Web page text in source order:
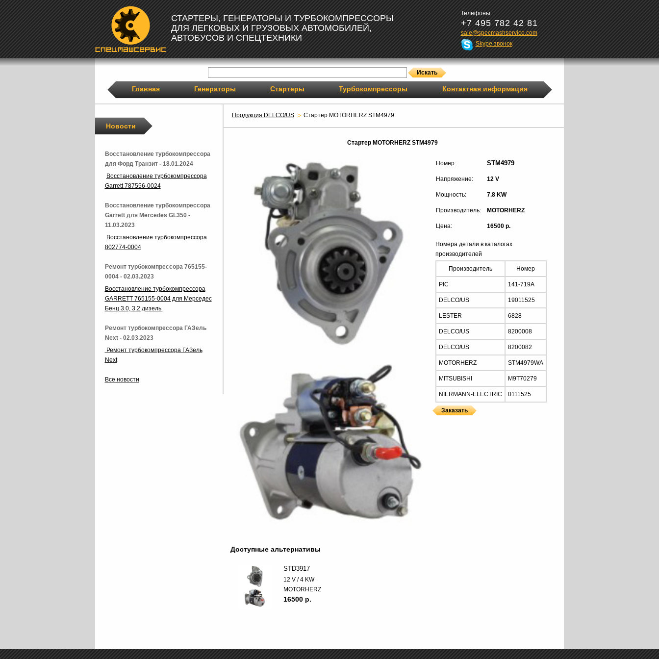
СТАРТЕРЫ, ГЕНЕРАТОРЫ И ТУРБОКОМПРЕССОРЫ
ДЛЯ ЛЕГКОВЫХ И ГРУЗОВЫХ АВТОМОБИЛЕЙ,
АВТОБУСОВ И СПЕЦТЕХНИКИ
Телефоны:
+7 495 782 42 81
sale@specmashservice.com
Skype звонок
Главная Генераторы Стартеры Турбокомпрессоры Контактная информация
Продукция DELCO/US Стартер MOTORHERZ STM4979
Стартер MOTORHERZ STM4979
Номер: STM4979
Напряжение: 12 V
Мощность: 7.8 KW
Производитель: MOTORHERZ
Цена: 16500 р.
Номера детали в каталогах
производителей
Производитель Номер
PIC 141-719A
DELCO/US 19011525
LESTER 6828
DELCO/US 8200008
DELCO/US 8200082
MOTORHERZ STM4979WA
MITSUBISHI M9T70279
NIERMANN-ELECTRIC 0111525
Доступные альтернативы
STD3917
12 V / 4 KW
MOTORHERZ
16500 p.
Новости
Восстановление турбокомпрессора
для Форд Транзит - 18.01.2024
Восстановление турбокомпрессора
Garrett 787556-0024
Восстановление турбокомпрессора
Garrett для Mercedes GL350 -
11.03.2023
Восстановление турбокомпрессора
802774-0004
Ремонт турбокомпрессора 765155-
0004 - 02.03.2023
Восстановление турбокомпрессора
GARRETT 765155-0004 для Мерседес
Бенц 3.0, 3.2 дизель
Ремонт турбокомпрессора ГАЗель
Next - 02.03.2023
Ремонт турбокомпрессора ГАЗель
Next
Все новости